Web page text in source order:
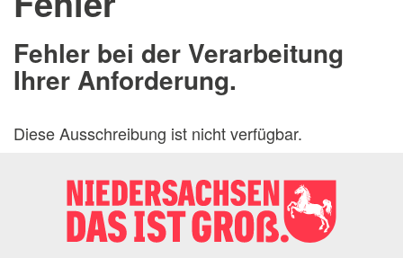
Duales Studium & Stipendium
Aktuelle Angebote
Jura
Praktika
Dienststellen
Messen
Podcast
Fehler bei der Verarbeitung
Ihrer Anforderung.
Diese Ausschreibung ist nicht verfügbar.